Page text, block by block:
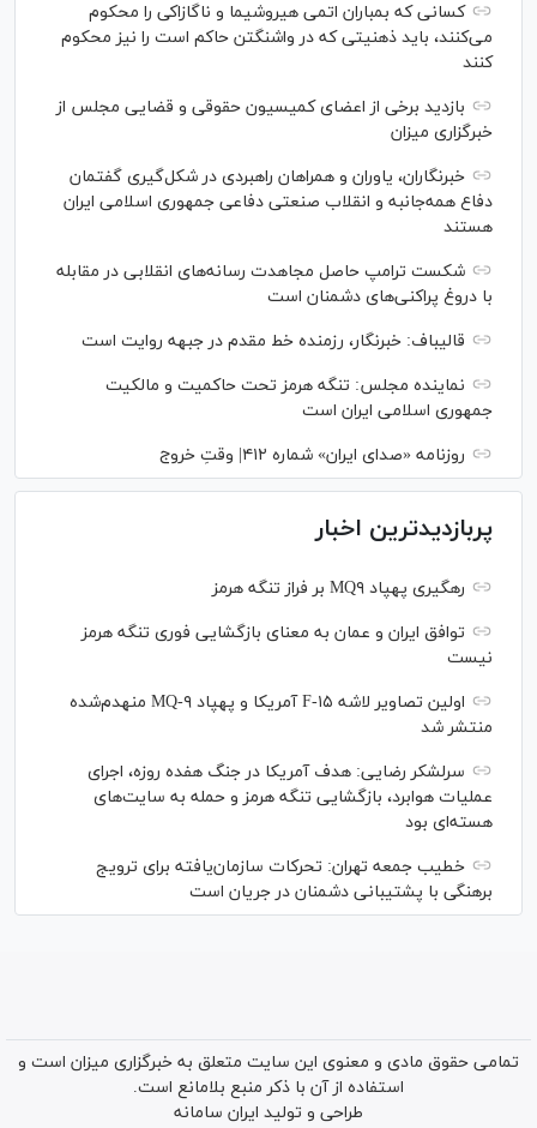
کسانی که بمباران اتمی هیروشیما و ناگازاکی را محکوم
می‌کنند، باید ذهنیتی که در واشنگتن حاکم است را نیز محکوم
کنند
بازدید برخی از اعضای کمیسیون حقوقی و قضایی مجلس از
خبرگزاری میزان
خبرنگاران، یاوران و همراهان راهبردی در شکل‌گیری گفتمان
دفاع همه‌جانبه و انقلاب صنعتی دفاعی جمهوری اسلامی ایران
هستند
شکست ترامپ حاصل مجاهدت رسانه‌های انقلابی در مقابله
با دروغ پراکنی‌های دشمنان است
قالیباف: خبرنگار، رزمنده خط مقدم در جبهه روایت است
نماینده مجلس: تنگه هرمز تحت حاکمیت و مالکیت
جمهوری اسلامی ایران است
روزنامه «صدای ایران» شماره ۴۱۲| وقتِ خروج
پربازدیدترین اخبار
رهگیری پهپاد MQ۹ بر فراز تنگه هرمز
توافق ایران و عمان به معنای بازگشایی فوری تنگه هرمز
نیست
اولین تصاویر لاشه F-۱۵ آمریکا و پهپاد MQ-۹ منهدم‌شده
منتشر شد
سرلشکر رضایی: هدف آمریکا در جنگ هفده روزه، اجرای
عملیات هوابرد، بازگشایی تنگه هرمز و حمله به سایت‌های
هسته‌ای بود
خطیب جمعه تهران: تحرکات سازمان‌یافته برای ترویج
برهنگی با پشتیبانی دشمنان در جریان است
تمامی حقوق مادی و معنوی این سایت متعلق به خبرگزاری میزان است و
استفاده از آن با ذکر منبع بلامانع است.
طراحی و تولید ایران سامانه